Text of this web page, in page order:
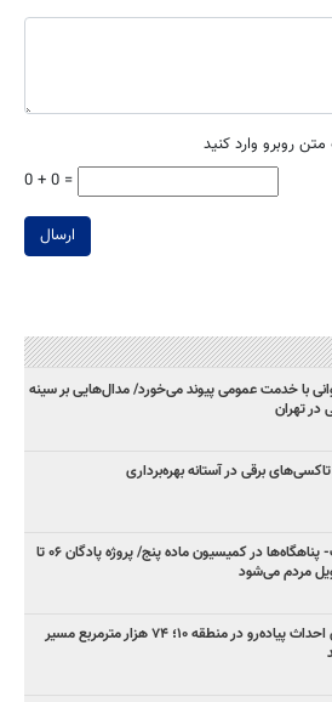
روبرو وارد کنید
0 + 0 =
ارسال
با خدمت عمومی پیوند می‌خورد/ مدال‌هایی بر سینه
در تهران
تصویب پارکینگ- پناهگاه‌ها در کمیسیون ماده پنج/ پروژه پادگان ۰۶ تا
مردم می‌شود
افزایش ۹ برابری احداث پیاده‌رو در منطقه ۱۰؛ ۷۴ هزار مترمربع مسیر